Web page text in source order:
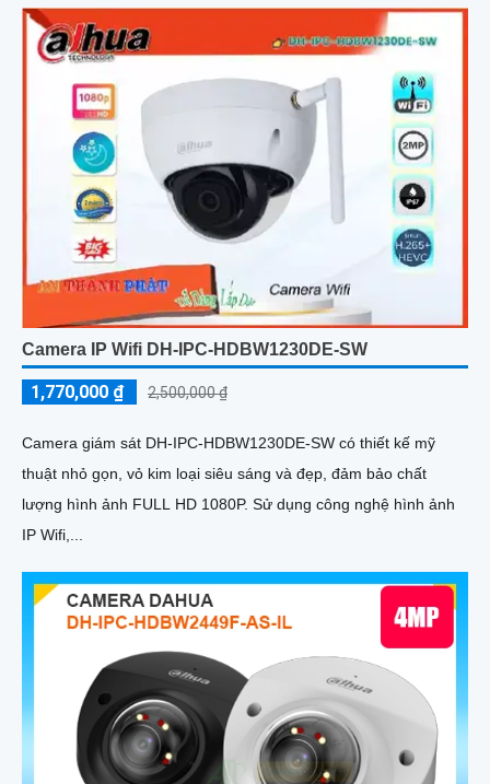
xe giúp cảnh báo hiệu quả hơn
Camera IP Wifi DH-IPC-HDBW1230DE-SW
1,770,000 ₫ 2,500,000 ₫
Camera giám sát DH-IPC-HDBW1230DE-SW có thiết kế mỹ
thuật nhỏ gọn, vỏ kim loại siêu sáng và đẹp, đảm bảo chất
lượng hình ảnh FULL HD 1080P. Sử dụng công nghệ hình ảnh
IP Wifi,...